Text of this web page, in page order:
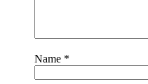
Name *